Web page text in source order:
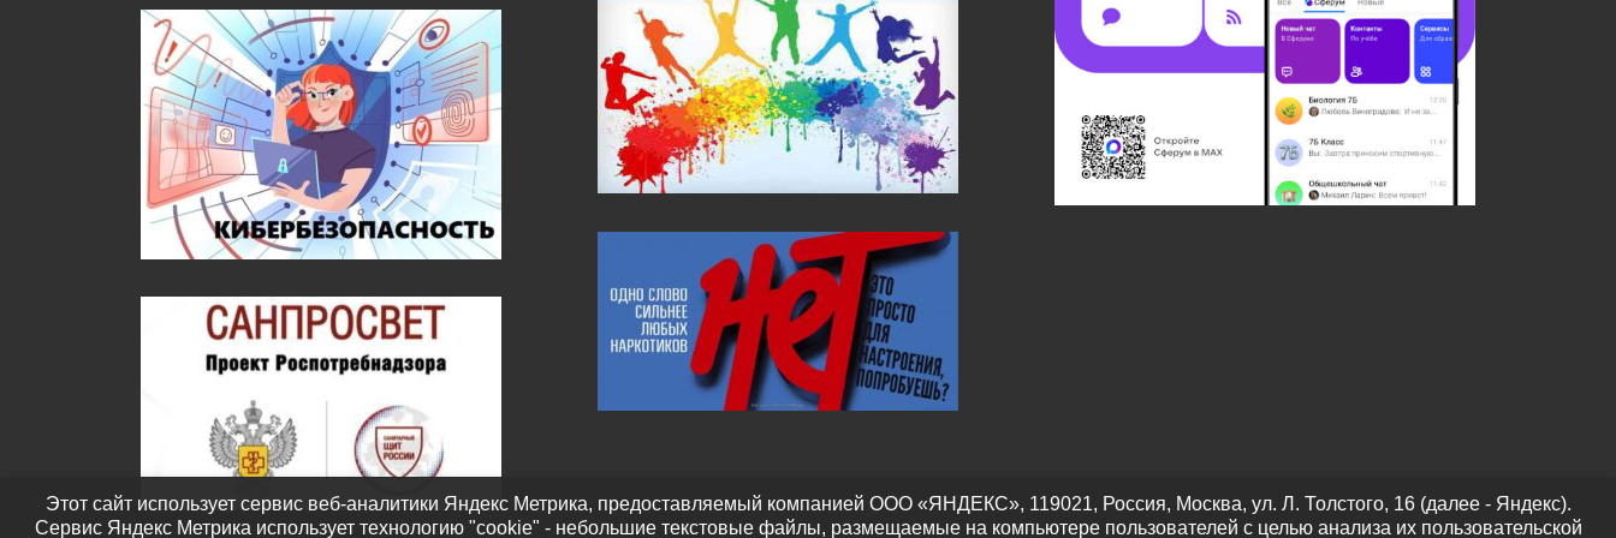
Этот сайт использует сервис веб-аналитики Яндекс Метрика, предоставляемый компанией ООО «ЯНДЕКС», 119021, Россия, Москва, ул. Л. Толстого, 16 (далее - Яндекс).
Сервис Яндекс Метрика использует технологию "cookie" - небольшие текстовые файлы, размещаемые на компьютере пользователей с целью анализа их пользовательской